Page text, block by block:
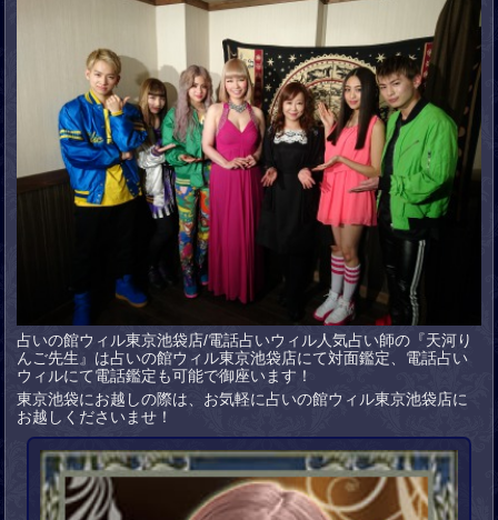
占いの館ウィル東京池袋店/電話占いウィル人気占い師の『天河り
んご先生』は占いの館ウィル東京池袋店にて対面鑑定、電話占い
ウィルにて電話鑑定も可能で御座います！
東京池袋にお越しの際は、お気軽に占いの館ウィル東京池袋店に
お越しくださいませ！